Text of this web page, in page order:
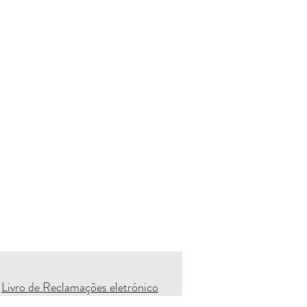
Livro de Reclamações eletrónico